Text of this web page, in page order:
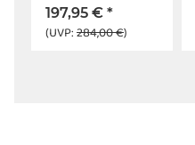
197,95 € *
(UVP:284,00 €)